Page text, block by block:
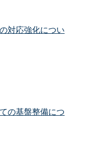
対応強化につい
の基盤整備につ